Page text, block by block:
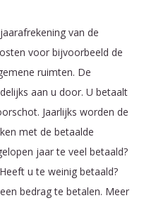
van de
voor bijvoorbeeld de
ruimten. De
aan u door. U betaalt
Jaarlijks worden de
met de betaalde
jaar te veel betaald?
u te weinig betaald?
bedrag te betalen. Meer